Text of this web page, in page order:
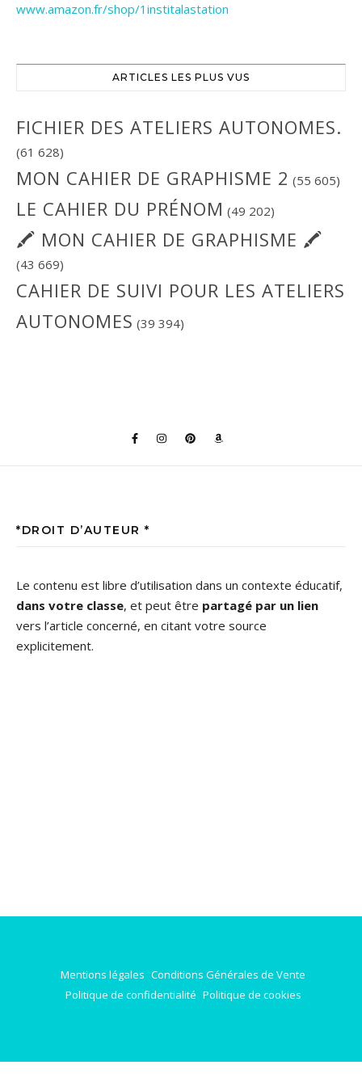
www.amazon.fr/shop/1institalastation
ARTICLES LES PLUS VUS
FICHIER DES ATELIERS AUTONOMES.
(61 628)
MON CAHIER DE GRAPHISME 2 (55 605)
LE CAHIER DU PRÉNOM (49 202)
🖍 MON CAHIER DE GRAPHISME 🖍
(43 669)
CAHIER DE SUIVI POUR LES ATELIERS
AUTONOMES (39 394)
*DROIT D’AUTEUR *
Le contenu est libre d’utilisation dans un contexte éducatif,
dans votre classe, et peut être partagé par un lien
vers l’article concerné, en citant votre source
explicitement.
Mentions légales Conditions Générales de Vente
Politique de confidentialité Politique de cookies